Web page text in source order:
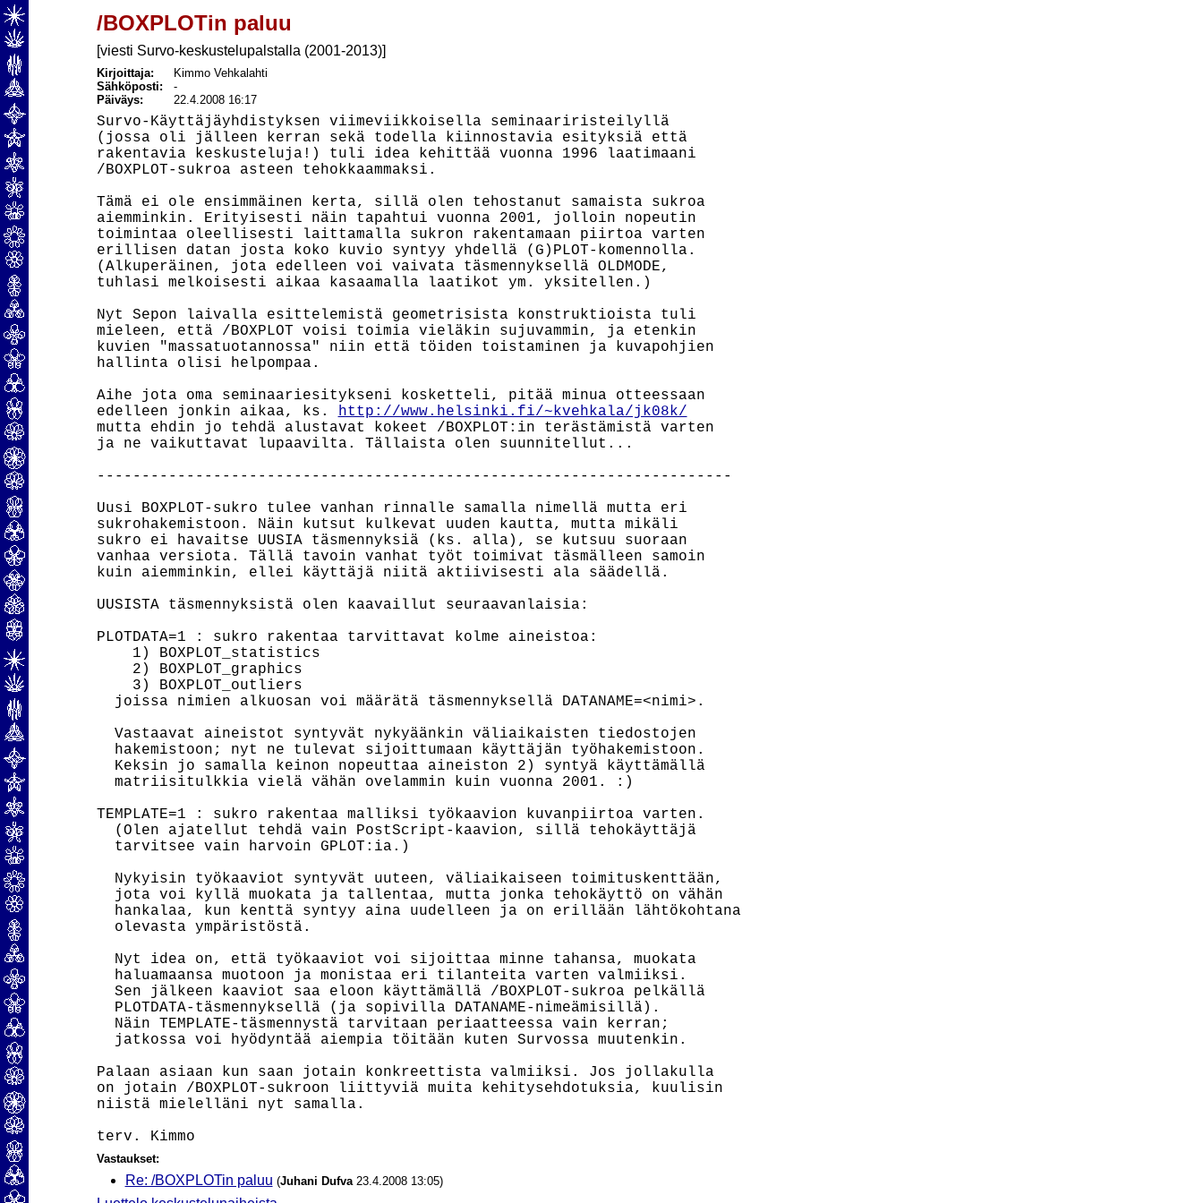
/BOXPLOTin paluu
[viesti Survo-keskustelupalstalla (2001-2013)]
Kirjoittaja:
Kimmo Vehkalahti
Sähköposti: -
Päiväys:
22.4.2008 16:17
Survo-Käyttäjäyhdistyksen viimeviikkoisella seminaariristeilyllä
(jossa oli jälleen kerran sekä todella kiinnostavia esityksiä että
rakentavia keskusteluja!) tuli idea kehittää vuonna 1996 laatimaani
/BOXPLOT-sukroa asteen tehokkaammaksi.
Tämä ei ole ensimmäinen kerta, sillä olen tehostanut samaista sukroa
aiemminkin. Erityisesti näin tapahtui vuonna 2001, jolloin nopeutin
toimintaa oleellisesti laittamalla sukron rakentamaan piirtoa varten
erillisen datan josta koko kuvio syntyy yhdellä (G)PLOT-komennolla.
(Alkuperäinen, jota edelleen voi vaivata täsmennyksellä OLDMODE,
tuhlasi melkoisesti aikaa kasaamalla laatikot ym. yksitellen.)
Nyt Sepon laivalla esittelemistä geometrisista konstruktioista tuli
mieleen, että /BOXPLOT voisi toimia vieläkin sujuvammin, ja etenkin
kuvien "massatuotannossa" niin että töiden toistaminen ja kuvapohjien
hallinta olisi helpompaa.
Aihe jota oma seminaariesitykseni kosketteli, pitää minua otteessaan
edelleen jonkin aikaa, ks. http://www.helsinki.fi/~kvehkala/jk08k/
mutta ehdin jo tehdä alustavat kokeet /BOXPLOT:in terästämistä varten
ja ne vaikuttavat lupaavilta. Tällaista olen suunnitellut...
-----------------------------------------------------------------------
Uusi BOXPLOT-sukro tulee vanhan rinnalle samalla nimellä mutta eri
sukrohakemistoon. Näin kutsut kulkevat uuden kautta, mutta mikäli
sukro ei havaitse UUSIA täsmennyksiä (ks. alla), se kutsuu suoraan
vanhaa versiota. Tällä tavoin vanhat työt toimivat täsmälleen samoin
kuin aiemminkin, ellei käyttäjä niitä aktiivisesti ala säädellä.
UUSISTA täsmennyksistä olen kaavaillut seuraavanlaisia:
PLOTDATA=1 : sukro rakentaa tarvittavat kolme aineistoa:
    1) BOXPLOT_statistics
    2) BOXPLOT_graphics
    3) BOXPLOT_outliers
  joissa nimien alkuosan voi määrätä täsmennyksellä DATANAME=<nimi>.
  Vastaavat aineistot syntyvät nykyäänkin väliaikaisten tiedostojen
  hakemistoon; nyt ne tulevat sijoittumaan käyttäjän työhakemistoon.
  Keksin jo samalla keinon nopeuttaa aineiston 2) syntyä käyttämällä
  matriisitulkkia vielä vähän ovelammin kuin vuonna 2001. :)
TEMPLATE=1 : sukro rakentaa malliksi työkaavion kuvanpiirtoa varten.
  (Olen ajatellut tehdä vain PostScript-kaavion, sillä tehokäyttäjä
  tarvitsee vain harvoin GPLOT:ia.)
  Nykyisin työkaaviot syntyvät uuteen, väliaikaiseen toimituskenttään,
  jota voi kyllä muokata ja tallentaa, mutta jonka tehokäyttö on vähän
  hankalaa, kun kenttä syntyy aina uudelleen ja on erillään lähtökohtana
  olevasta ympäristöstä.
  Nyt idea on, että työkaaviot voi sijoittaa minne tahansa, muokata
  haluamaansa muotoon ja monistaa eri tilanteita varten valmiiksi.
  Sen jälkeen kaaviot saa eloon käyttämällä /BOXPLOT-sukroa pelkällä
  PLOTDATA-täsmennyksellä (ja sopivilla DATANAME-nimeämisillä).
  Näin TEMPLATE-täsmennystä tarvitaan periaatteessa vain kerran;
  jatkossa voi hyödyntää aiempia töitään kuten Survossa muutenkin.
Palaan asiaan kun saan jotain konkreettista valmiiksi. Jos jollakulla
on jotain /BOXPLOT-sukroon liittyviä muita kehitysehdotuksia, kuulisin
niistä mielelläni nyt samalla.
Vastaukset:
Re: /BOXPLOTin paluu (Juhani Dufva23.4.2008 13:05)